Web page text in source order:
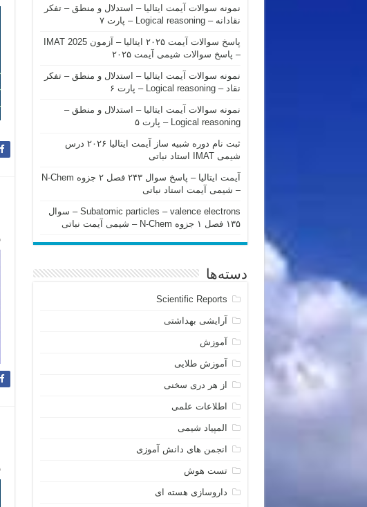
نمونه سوالات آیمت ایتالیا – استدلال و منطق – تفکر
نقادانه – Logical reasoning – پارت ۷
پاسخ سوالات آیمت ۲۰۲۵ ایتالیا – آزمون IMAT 2025
– پاسخ سوالات شیمی آیمت ۲۰۲۵
نمونه سوالات آیمت ایتالیا – استدلال و منطق – تفکر
نقاد – Logical reasoning – پارت ۶
نمونه سوالات آیمت ایتالیا – استدلال و منطق –
Logical reasoning – پارت ۵
ثبت نام دوره شبیه ساز آیمت ایتالیا ۲۰۲۶ درس
شیمی IMAT استاد نباتی
آیمت ایتالیا – پاسخ سوال ۲۴۳ فصل ۲ جزوه N-Chem
– شیمی آیمت استاد نباتی
Subatomic particles – valence electrons – سوال
۱۳۵ فصل ۱ جزوه N-Chem – شیمی آیمت نباتی
دسته‌ها
Scientific Reports
آرایشی بهداشتی
آموزش
آموزش طلایی
از هر دری سخنی
اطلاعات علمی
المپیاد شیمی
انجمن های دانش آموزی
تست هوش
داروسازی هسته ای